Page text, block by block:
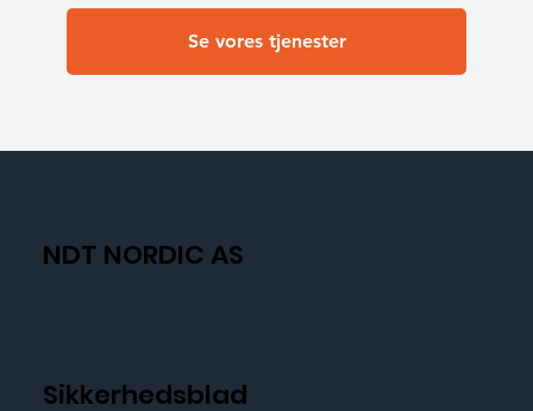
Se vores tjenester
NDT NORDIC AS
Sikkerhedsblad